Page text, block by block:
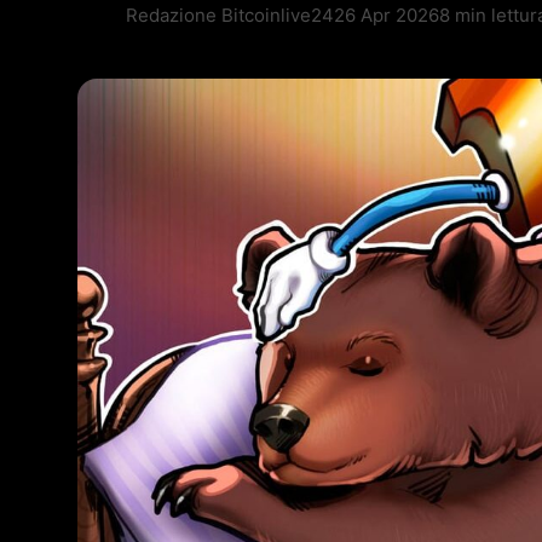
Redazione Bitcoinlive2426 Apr 20268 min